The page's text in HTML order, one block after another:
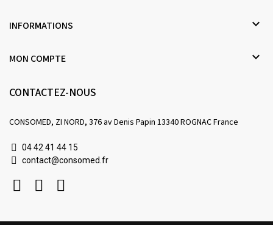
INFORMATIONS 
MON COMPTE 
CONTACTEZ-NOUS
CONSOMED, ZI NORD, 376 av Denis Papin 13340 ROGNAC France
04 42 41 44 15
contact@consomed.fr